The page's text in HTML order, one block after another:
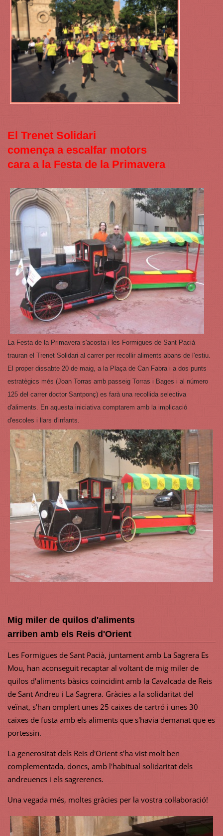
El Trenet Solidari
comença a escalfar motors
cara a la Festa de la Primavera
La Festa de la Primavera s'acosta i les Formigues de Sant Pacià
trauran el Trenet Solidari al carrer per recollir aliments abans de l'estiu.
El proper dissabte 20 de maig, a la Plaça de Can Fabra i a dos punts
estratègics més (Joan Torras amb passeig Torras i Bages i al número
125 del carrer doctor Santponç) es farà una recollida selectiva
d'aliments. En aquesta iniciativa comptarem amb la implicació
d'escoles i llars d'infants.
Mig miler de quilos d'aliments
arriben amb els Reis d'Orient
Les Formigues de Sant Pacià, juntament amb La Sagrera Es
Mou, han aconseguit recaptar al voltant de mig miler de
quilos d'aliments bàsics coincidint amb la Cavalcada de Reis
de Sant Andreu i La Sagrera. Gràcies a la solidaritat del
veïnat, s'han omplert unes 25 caixes de cartró i unes 30
caixes de fusta amb els aliments que s'havia demanat que es
portessin.
La generositat dels Reis d'Orient s'ha vist molt ben
complementada, doncs, amb l'habitual solidaritat dels
andreuencs i els sagrerencs.
Una vegada més, moltes gràcies per la vostra col·laboració!